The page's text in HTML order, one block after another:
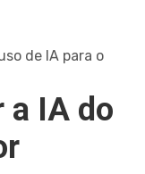
a IA do